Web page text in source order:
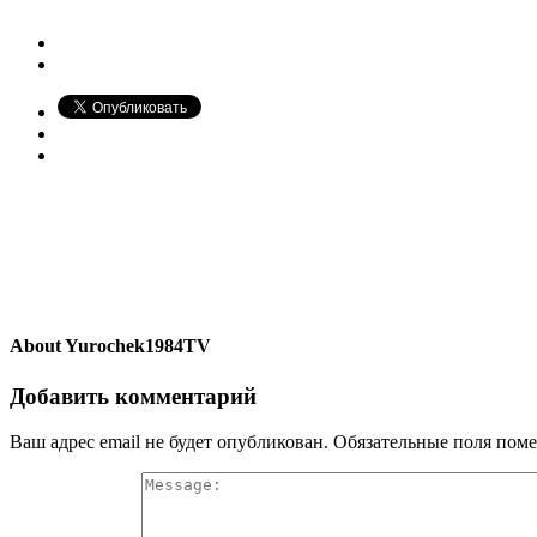
AboutYurochek1984TV
Добавить комментарий
Ваш адрес email не будет опубликован. Обязательные поля